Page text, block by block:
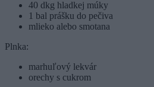
40 dkg hladkej múky
1 bal prášku do pečiva
mlieko alebo smotana
Plnka:
marhuľový lekvár
orechy s cukrom